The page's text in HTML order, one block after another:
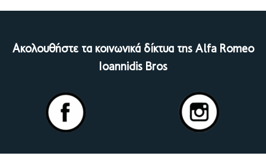
Ακολουθήστε τα κοινωνικά δίκτυα της Alfa Romeo
Ioannidis Bros